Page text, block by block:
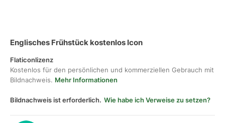
Englisches Frühstück kostenlos Icon
Flaticonlizenz
Kostenlos für den persönlichen und kommerziellen Gebrauch mit
Bildnachweis. Mehr Informationen
Bildnachweis ist erforderlich. Wie habe ich Verweise zu setzen?